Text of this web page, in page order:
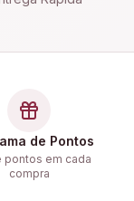
de Pontos
pontos em cada
compra